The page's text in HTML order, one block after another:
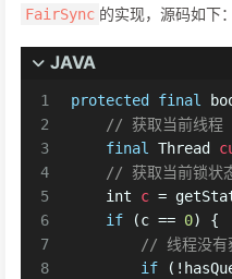
FairSync 的实现，源码如下：
JAVA
1
2
3
4
5
6
7
8
protected final
// 获取当前线程
final
Thread
// 获取当前锁状
int
c =
if (c == 0) {
// 线程没有
if